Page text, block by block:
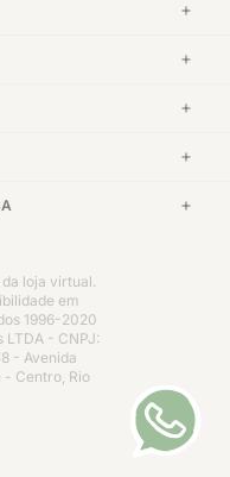
loja virtual.
em
1996-2020
- CNPJ:
- Avenida
- Centro, Rio